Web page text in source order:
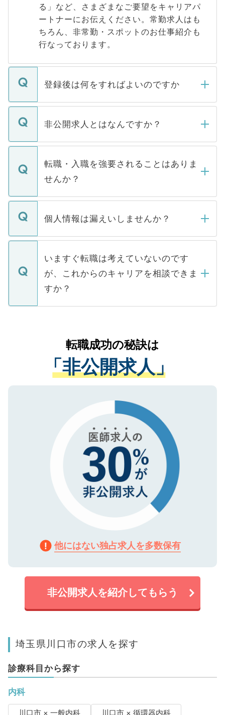
る」など、さまざまなご要望をキャリアパ
ートナーにお伝えください。常勤求人はも
ちろん、非常勤・スポットのお仕事紹介も
行なっております。
登録後は何をすればよいのですか
ご登録いただきましたら、弊社担当者がご
登録内容を確認し、その後メールもしくは
ます。通常、5営業日以内にはご連絡をせて
いただきますので、しばらくお待ちくださ
非公開求人とはなんですか？
マイナビDOCTORで取り扱っている求人の
うち約3割は、Webサイトからご覧いただ
けない「非公開求人」です。非公開求人は
下記の理由によって、一般には公開してい
ません。
■応募殺到を避けるため 人気のある医療機
関を公にしてしまうと、応募が殺到する場
に、医療機関が求める条件に合った人材の
みを人材紹介会社に依頼するケースが増え
ています。
転職・入職を強要されることはありま
せんか？
転職・入職を強要することは一切ありませ
ん。また、仮に応募先から内定をいただい
定を承諾する必要はありません。内定先へ
の辞退の連絡はキャリアパートナーが行い
個人情報は漏えいしませんか？
個人情報が漏えいすることはありませんの
で、ご安心ください。当サイトからの登録
などで収集したご登録者様の個人情報は、
ご本人のキャリアアップおよび転職活動の
支援を目的に使用いたします。お預かりし
ているすべての個人データはご本人の許可
は、個人情報の取り扱いについての厳密な
管理基準を満たした事業者のみに付与され
る、プライバシーマークを取得済みです。
で、機密保持に関してもご安心ください。
いますぐ転職は考えていないのです
が、これからのキャリアを相談できま
すか？
かがいして、現在の医療機関の状況や紹介
経験をまじえながら、適切なアドバイスを
させていただきます。すぐにご転職をされ
ない方には、長期的なサポートが可能です
ので、まずはご登録ください。
転職成功の秘訣は
「非公開求人」
他にはない独占求人を多数保有
非公開求人を紹介してもらう
埼玉県川口市の求人を探す
診療科目から探す
内科
川口市 × 一般内科 川口市 × 循環器内科